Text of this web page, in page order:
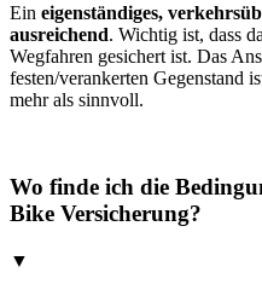
Ein eigenständiges,
ausreichend. Wichtig ist, dass
Wegfahren gesichert ist. Das
festen/verankerten Gegenstand
mehr als sinnvoll.
Wo finde ich die
Bike Versicherung?
▼